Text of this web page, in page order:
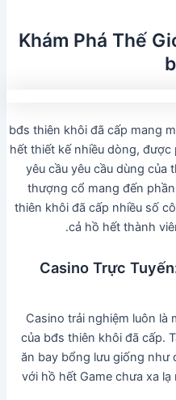
Khám Phá Thế
bđs thiên khôi đã cấp mang
hết thiết kế nhiều dòng,
yêu cầu yêu cầu dùng của
thượng cổ mang đến
thiên khôi đã cấp nhiều số
cả hồ hết thành
Casino Trực
Casino trải nghiệm luôn
của bđs thiên khôi đã cấp.
ăn bay bổng lưu giống như
với hồ hết Game chưa xa lạ